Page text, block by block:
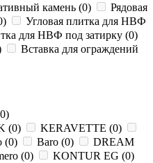
камень (0)
Рядовая
)
Угловая плитка для НВФ
для НВФ под затирку (0)
Вставка для ограждений
0)
(0) KERAVETTE (0)
(0) Baro (0)
DREAM
(0) KONTUR EG (0)